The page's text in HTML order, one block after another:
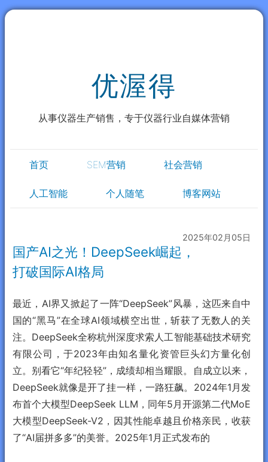
优渥得
从事仪器生产销售，专于仪器行业自媒体营销
首页 SEM营销 社会营销
人工智能 个人随笔 博客网站
2025年02月05日
国产AI之光！DeepSeek崛起，
打破国际AI格局
最近，AI界又掀起了一阵“DeepSeek”风暴，这匹来自中
国的“黑马”在全球AI领域横空出世，斩获了无数人的关
注。DeepSeek全称杭州深度求索人工智能基础技术研究
有限公司，于2023年由知名量化资管巨头幻方量化创
立。别看它“年纪轻轻”，成绩却相当耀眼。自成立以来，
DeepSeek就像是开了挂一样，一路狂飙。2024年1月发
布首个大模型DeepSeek LLM，同年5月开源第二代MoE
大模型DeepSeek-V2，因其性能卓越且价格亲民，收获
了“AI届拼多多”的美誉。2025年1月正式发布的